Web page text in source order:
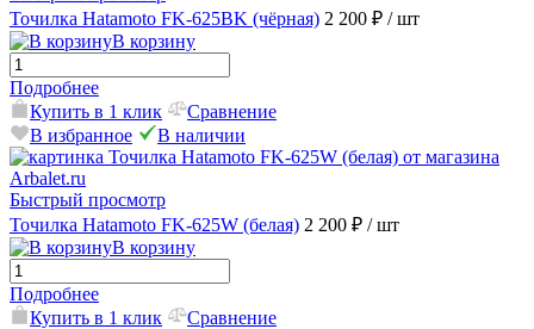
Точилка Hatamoto FK-625BK (чёрная) 2 200 ₽ / шт
В корзину
Подробнее
Купить в 1 клик
Сравнение
В избранное
В наличии
Быстрый просмотр
Точилка Hatamoto FK-625W (белая) 2 200 ₽ / шт
В корзину
Подробнее
Купить в 1 клик
Сравнение